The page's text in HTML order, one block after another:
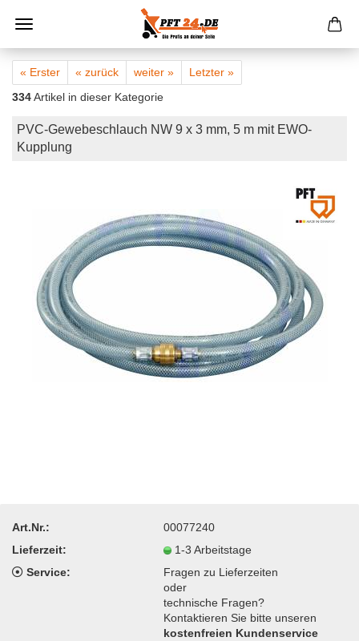
« Erster « zurück weiter »
Letzter »
334Artikel in dieser Kategorie
PVC-Gewebeschlauch NW 9 x 3 mm, 5 m mit EWO-
Kupplung
Art.Nr.:
00077240
Lieferzeit:
1-3 Arbeitstage
Service:
Fragen zu Lieferzeiten
oder
technische Fragen?
Kontaktieren Sie bitte unseren
kostenfreien Kundenservice